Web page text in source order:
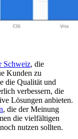
Schweiz, die
Kunden zu
die Qualität und
verbessern, die
Lösungen anbieten.
, die der Meinung
die vielfältigen
nutzen sollten.